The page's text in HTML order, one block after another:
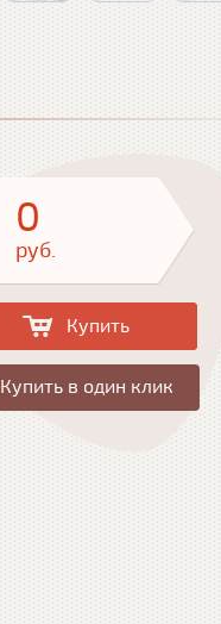
0
руб.
Купить в один клик